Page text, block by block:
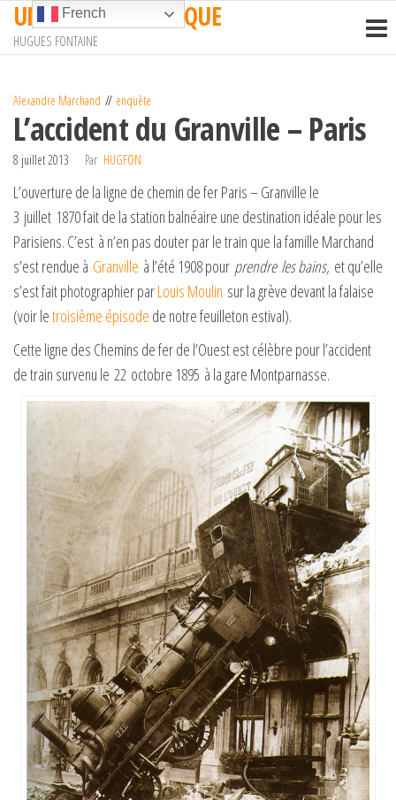
Passer
contenu
UN TRAIN EN AFRIQUE
HUGUES FONTAINE
Alexandre Marchand enquête
L’accident du Granville – Paris
8 juillet 2013 Par HUGFON
L’ouverture de la ligne de chemin de fer Paris – Granville le
3 juillet 1870 fait de la station balnéaire une destination idéale pour les
Parisiens. C’est à n’en pas douter par le train que la famille Marchand
s’est rendue à Granville à l’été 1908 pour prendre les bains, et qu’elle
s’est fait photographier parLouis Moulin sur la grève devant la falaise
(voir letroisième épisode de notre feuilleton estival).
Cette ligne des Chemins de fer de l’Ouest est célèbre pour l’accident
de train survenu le 22 octobre 1895 à la gare Montparnasse.
French